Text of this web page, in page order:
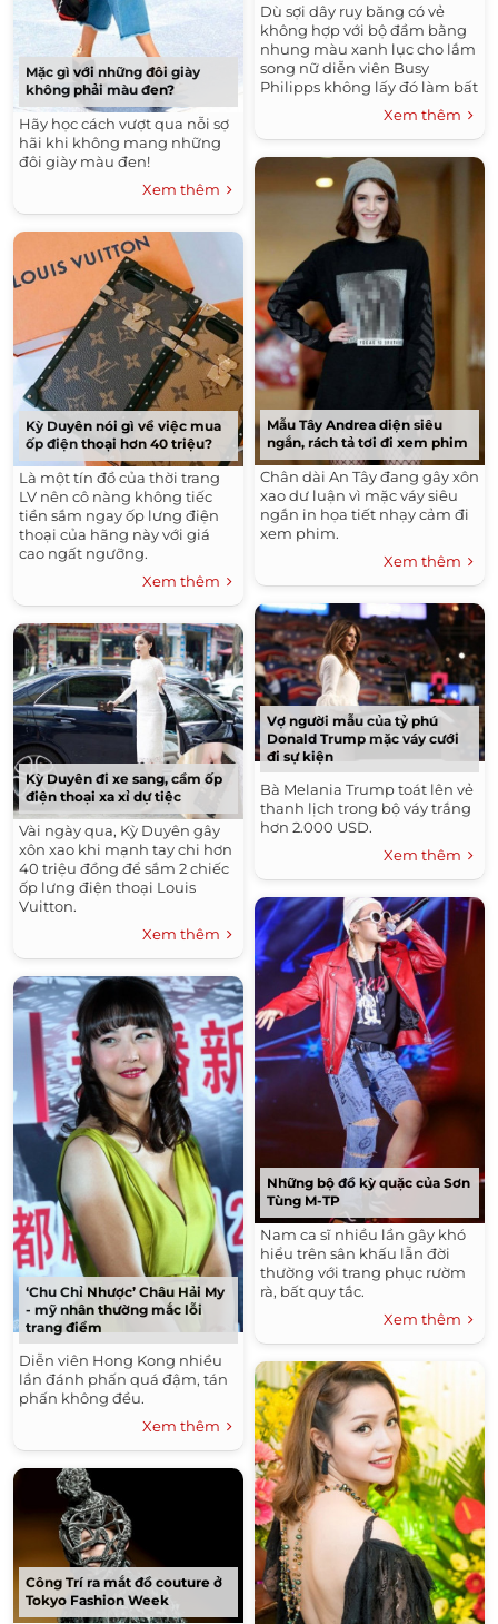
Mặc gì với những đôi giày
không phải màu đen?
Hãy học cách vượt qua nỗi sợ
hãi khi không mang những
đôi giày màu đen!
Xem thêm
Kỳ Duyên nói gì về việc mua
ốp điện thoại hơn 40 triệu?
Là một tín đồ của thời trang
LV nên cô nàng không tiếc
tiền sắm ngay ốp lưng điện
thoại của hãng này với giá
cao ngất ngưỡng.
Xem thêm
Kỳ Duyên đi xe sang, cầm ốp
điện thoại xa xỉ dự tiệc
Vài ngày qua, Kỳ Duyên gây
xôn xao khi mạnh tay chi hơn
40 triệu đồng để sắm 2 chiếc
ốp lưng điện thoại Louis
Vuitton.
Xem thêm
‘Chu Chỉ Nhược’ Châu Hải My
- mỹ nhân thường mắc lỗi
trang điểm
Diễn viên Hong Kong nhiều
lần đánh phấn quá đậm, tán
phấn không đều.
Xem thêm
Công Trí ra mắt đồ couture ở
Tokyo Fashion Week
Dù sợi dây ruy băng có vẻ
không hợp với bộ đầm bằng
nhung màu xanh lục cho lắm
song nữ diễn viên Busy
Philipps không lấy đó làm bất
Xem thêm
Mẫu Tây Andrea diện siêu
ngắn, rách tả tơi đi xem phim
Chân dài An Tây đang gây xôn
xao dư luận vì mặc váy siêu
ngắn in họa tiết nhạy cảm đi
xem phim.
Xem thêm
Vợ người mẫu của tỷ phú
Donald Trump mặc váy cưới
đi sự kiện
Bà Melania Trump toát lên vẻ
thanh lịch trong bộ váy trắng
hơn 2.000 USD.
Xem thêm
Những bộ đồ kỳ quặc của Sơn
Tùng M-TP
Nam ca sĩ nhiều lần gây khó
hiểu trên sân khấu lẫn đời
thường với trang phục rườm
rà, bất quy tắc.
Xem thêm